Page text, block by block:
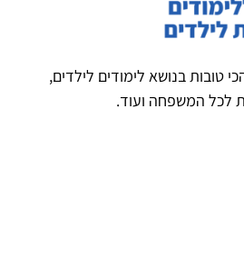
טובות בנושא לימודים לילדים,
לכל המשפחה ועוד.